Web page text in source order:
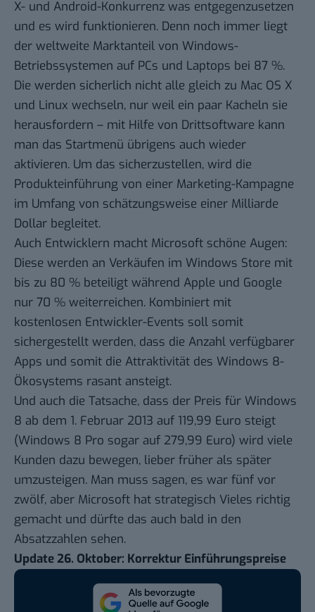
X- und Android-Konkurrenz was entgegenzusetzen
und es wird funktionieren. Denn noch immer liegt
der weltweite Marktanteil von Windows-
Betriebssystemen auf PCs und Laptops bei 87 %.
Die werden sicherlich nicht alle gleich zu Mac OS X
und Linux wechseln, nur weil ein paar Kacheln sie
herausfordern – mit Hilfe von Drittsoftware kann
man das Startmenü übrigens auch wieder
aktivieren. Um das sicherzustellen, wird die
Produkteinführung von einer Marketing-Kampagne
im Umfang von schätzungsweise einer Milliarde
Dollar begleitet.
Auch Entwicklern macht Microsoft schöne Augen:
Diese werden an Verkäufen im Windows Store mit
bis zu 80 % beteiligt während Apple und Google
nur 70 % weiterreichen. Kombiniert mit
kostenlosen Entwickler-Events soll somit
sichergestellt werden, dass die Anzahl verfügbarer
Apps und somit die Attraktivität des Windows 8-
Ökosystems rasant ansteigt.
Und auch die Tatsache, dass der Preis für Windows
8 ab dem 1. Februar 2013 auf 119,99 Euro steigt
(Windows 8 Pro sogar auf 279,99 Euro) wird viele
Kunden dazu bewegen, lieber früher als später
umzusteigen. Man muss sagen, es war fünf vor
zwölf, aber Microsoft hat strategisch Vieles richtig
gemacht und dürfte das auch bald in den
Absatzzahlen sehen.
Update 26. Oktober: Korrektur Einführungspreise